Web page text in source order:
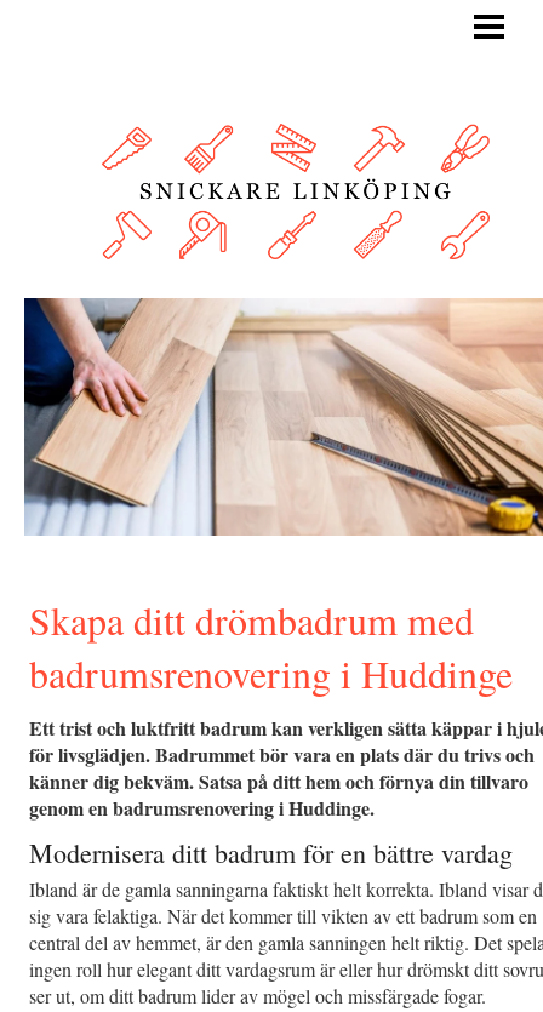
Skapa ditt drömbadrum med
badrumsrenovering i Huddinge
Ett trist och luktfritt badrum kan verkligen sätta käppar i
för livsglädjen. Badrummet bör vara en plats där du trivs och
känner dig bekväm. Satsa på ditt hem och förnya din tillvaro
genom en badrumsrenovering i Huddinge.
Modernisera ditt badrum för en bättre vardag
Ibland är de gamla sanningarna faktiskt helt korrekta. Ibland visar
sig vara felaktiga. När det kommer till vikten av ett badrum som en
central del av hemmet, är den gamla sanningen helt riktig. Det
ingen roll hur elegant ditt vardagsrum är eller hur drömskt ditt
ser ut, om ditt badrum lider av mögel och missfärgade fogar.